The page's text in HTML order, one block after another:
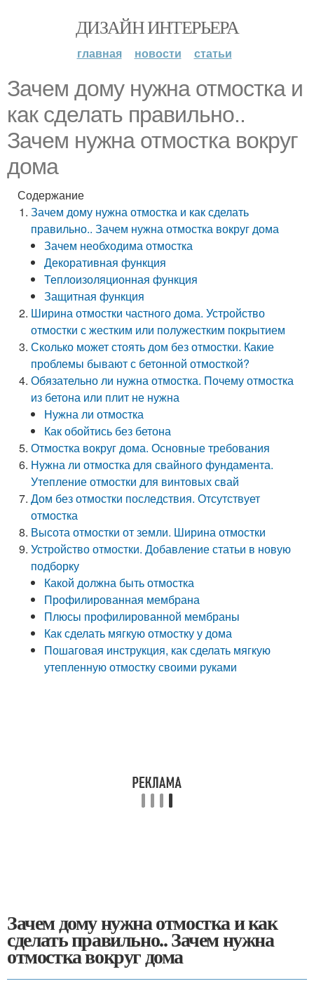
ДИЗАЙН ИНТЕРЬЕРА
главная новости статьи
Зачем дому нужна отмостка и
как сделать правильно..
Зачем нужна отмостка вокруг
дома
Содержание
Зачем дому нужна отмостка и как сделать
правильно.. Зачем нужна отмостка вокруг дома
Зачем необходима отмостка
Декоративная функция
Теплоизоляционная функция
Защитная функция
Ширина отмостки частного дома. Устройство
отмостки с жестким или полужестким покрытием
Сколько может стоять дом без отмостки. Какие
проблемы бывают с бетонной отмосткой?
Обязательно ли нужна отмостка. Почему отмостка
из бетона или плит не нужна
Нужна ли отмостка
Как обойтись без бетона
Отмостка вокруг дома. Основные требования
Нужна ли отмостка для свайного фундамента.
Утепление отмостки для винтовых свай
Дом без отмостки последствия. Отсутствует
отмостка
Высота отмостки от земли. Ширина отмостки
Устройство отмостки. Добавление статьи в новую
подборку
Какой должна быть отмостка
Профилированная мембрана
Плюсы профилированной мембраны
Как сделать мягкую отмостку у дома
Пошаговая инструкция, как сделать мягкую
утепленную отмостку своими руками
Зачем дому нужна отмостка и как
сделать правильно.. Зачем нужна
отмостка вокруг дома